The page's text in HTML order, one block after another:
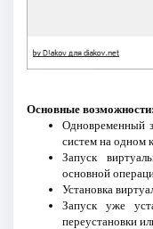
Основные возможности:
Одновременный
систем на одном
Запуск
основной
Установка
Запуск уже
переустановки